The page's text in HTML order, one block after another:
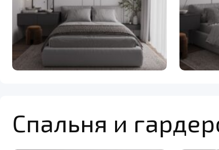
Спальня и